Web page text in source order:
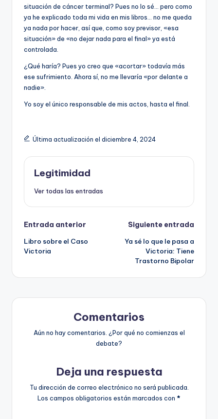
situación de cáncer terminal? Pues no lo sé… pero como
ya he explicado toda mi vida en mis libros… no me queda
ya nada por hacer, así que, como soy previsor, «esa
situación» de «no dejar nada para el final» ya está
controlada.
¿Qué haría? Pues yo creo que «acortar» todavía más
ese sufrimiento. Ahora sí, no me llevaría «por delante a
nadie».
Yo soy el único responsable de mis actos, hasta el final.
Última actualización el diciembre 4, 2024
Legitimidad
Ver todas las entradas
Navegación
de
Entrada anterior
Libro sobre el Caso
Victoria
Siguiente entrada
Ya sé lo que le pasa a
Victoria: Tiene
Trastorno Bipolar
Comentarios
Aún no hay comentarios. ¿Por qué no comienzas el
debate?
Deja una respuesta
Tu dirección de correo electrónico no será publicada.
Los campos obligatorios están marcados con *